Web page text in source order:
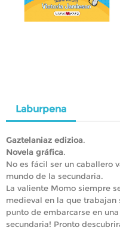
Laburpena
Gaztelaniaz edizioa.
Novela gráfica.
No es fácil ser un caballero
mundo de la secundaria.
La valiente Momo siempre
medieval en la que trabajan
punto de embarcarse en
secundaria! Pronto